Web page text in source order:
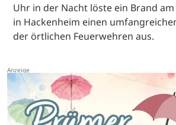
Uhr in der Nacht löste ein Brand
in Hackenheim einen
der örtlichen Feuerwehren aus.